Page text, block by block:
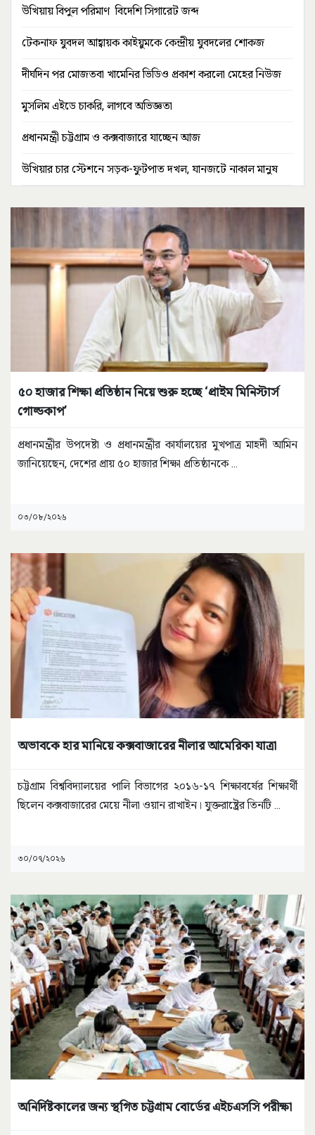
উখিয়ায় বিপুল পরিমাণ বিদেশি সিগারেট জব্দ
টেকনাফ যুবদল আহ্বায়ক কাইয়ুমকে কেন্দ্রীয় যুবদলের শোকজ
দীর্ঘদিন পর মোজতবা খামেনির ভিডিও প্রকাশ করলো মেহের নিউজ
মুসলিম এইডে চাকরি, লাগবে অভিজ্ঞতা
প্রধানমন্ত্রী চট্টগ্রাম ও কক্সবাজারে যাচ্ছেন আজ
উখিয়ার চার স্টেশনে সড়ক-ফুটপাত দখল, যানজটে নাকাল মানুষ
৫০ হাজার শিক্ষা প্রতিষ্ঠান নিয়ে শুরু হচ্ছে ‘প্রাইম মিনিস্টার্স
গোল্ডকাপ’
প্রধানমন্ত্রীর উপদেষ্টা ও প্রধানমন্ত্রীর কার্যালয়ের মুখপাত্র মাহদী আমিন
জানিয়েছেন, দেশের প্রায় ৫০ হাজার শিক্ষা প্রতিষ্ঠানকে...
০৩/০৮/২০২৬
অভাবকে হার মানিয়ে কক্সবাজারের নীলার আমেরিকা যাত্রা
চট্টগ্রাম বিশ্ববিদ্যালয়ের পালি বিভাগের ২০১৬-১৭ শিক্ষাবর্ষের শিক্ষার্থী
ছিলেন কক্সবাজারের মেয়ে নীলা ওয়ান রাখাইন। যুক্তরাষ্ট্রের তিনটি ...
৩০/০৭/২০২৬
অনির্দিষ্টকালের জন্য স্থগিত চট্টগ্রাম বোর্ডের এইচএসসি পরীক্ষা